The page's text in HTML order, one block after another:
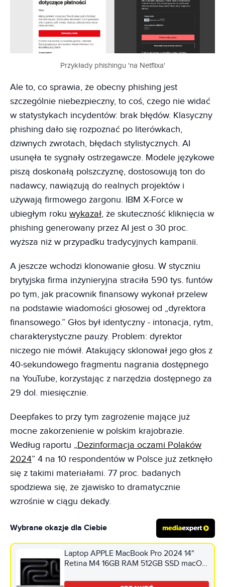
Przykłady phishingu 'na Netflixa'
Ale to, co sprawia, że obecny phishing jest
szczególnie niebezpieczny, to coś, czego nie widać
w statystykach incydentów: brak błędów. Klasyczny
phishing dało się rozpoznać po literówkach,
dziwnych zwrotach, błędach stylistycznych. AI
usunęła te sygnały ostrzegawcze. Modele językowe
piszą doskonałą polszczyznę, dostosowują ton do
nadawcy, nawiązują do realnych projektów i
używają firmowego żargonu. IBM X-Force w
ubiegłym roku wykazał, że skuteczność kliknięcia w
phishing generowany przez AI jest o 30 proc.
wyższa niż w przypadku tradycyjnych kampanii.
A jeszcze wchodzi klonowanie głosu. W styczniu
brytyjska firma inżynieryjna straciła 590 tys. funtów
po tym, jak pracownik finansowy wykonał przelew
na podstawie wiadomości głosowej od „dyrektora
finansowego.” Głos był identyczny - intonacja, rytm,
charakterystyczne pauzy. Problem: dyrektor
niczego nie mówił. Atakujący sklonował jego głos z
40-sekundowego fragmentu nagrania dostępnego
na YouTube, korzystając z narzędzia dostępnego za
29 dol. miesięcznie.
Deepfakes to przy tym zagrożenie mające już
mocne zakorzenienie w polskim krajobrazie.
Według raportu „Dezinformacja oczami Polaków
2024” 4 na 10 respondentów w Polsce już zetknęło
się z takimi materiałami. 77 proc. badanych
spodziewa się, że zjawisko to dramatycznie
wzrośnie w ciągu dekady.
Wybrane okazje dla Ciebie
Laptop APPLE MacBook Pro 2024 14"
Retina M4 16GB RAM 512GB SSD macOS